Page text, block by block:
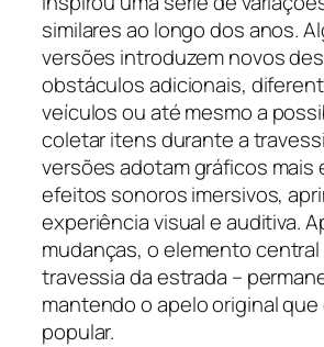
similares ao longo dos anos.
versões introduzem novos
obstáculos adicionais,
veículos ou até mesmo a
coletar itens durante a
versões adotam gráficos mais
efeitos sonoros imersivos,
experiência visual e auditiva.
mudanças, o elemento central
travessia da estrada –
mantendo o apelo original
popular.